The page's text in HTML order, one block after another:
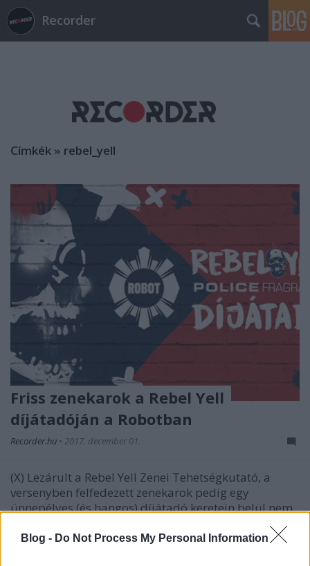
Blog - Do Not Process My Personal Information
Recorder
Címkék » rebel_yell
Friss zenekarok a Rebel Yell
díjátadóján a Robotban
Recorder.hu • 2017. december 01.
(X) Lezárult a Rebel Yell Zenei Tehetségkutató, a
versenyben felfedezett zenekarok pedig egy
ünnepélyes (és hangos) díjátadó keretein belül nem
csak a díjaikat vehetik majd át, de a színpadot is
felszánthatják Budapest egyik legautentikusabb